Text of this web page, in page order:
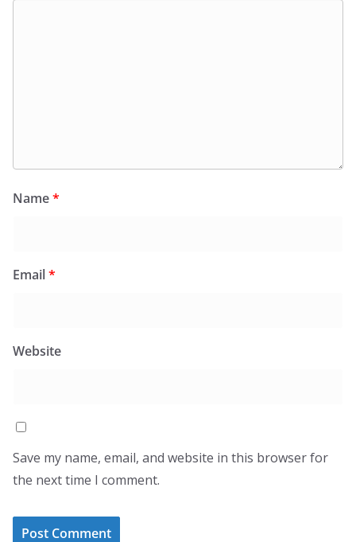
Name*
Email*
Website
Save my name, email, and website in this browser for
the next time I comment.